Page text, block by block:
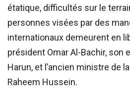
étatique, difficultés sur le
personnes visées par des
internationaux demeurent en
président Omar Al-Bachir, son
Harun, et l’ancien ministre de
Raheem Hussein.